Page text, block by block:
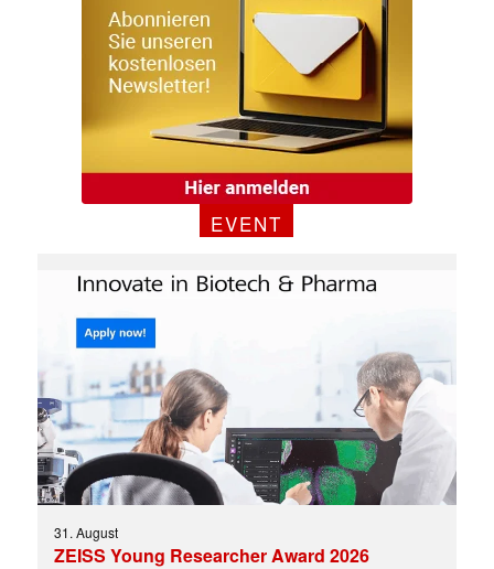
EVENT
31. August
ZEISS Young Researcher Award 2026